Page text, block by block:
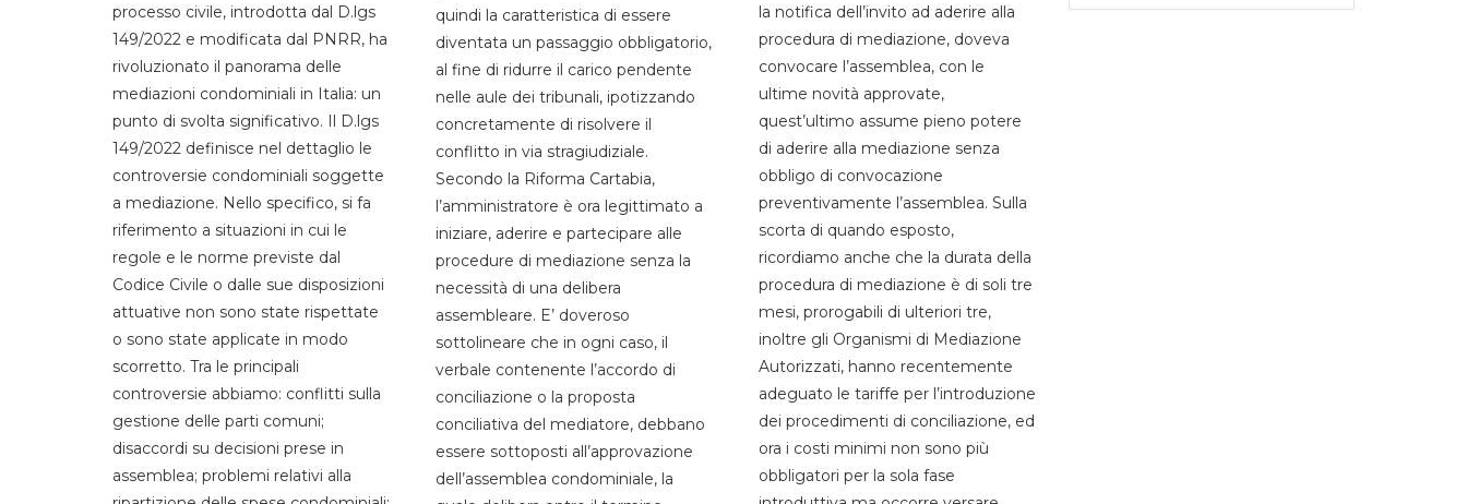
processo civile, introdotta dal D.lgs
149/2022 e modificata dal PNRR, ha
rivoluzionato il panorama delle
mediazioni condominiali in Italia: un
punto di svolta significativo. Il D.lgs
149/2022 definisce nel dettaglio le
controversie condominiali soggette
a mediazione. Nello specifico, si fa
riferimento a situazioni in cui le
regole e le norme previste dal
Codice Civile o dalle sue disposizioni
attuative non sono state rispettate
o sono state applicate in modo
scorretto. Tra le principali
controversie abbiamo: conflitti sulla
gestione delle parti comuni;
disaccordi su decisioni prese in
assemblea; problemi relativi alla
quindi la caratteristica di essere
diventata un passaggio obbligatorio,
al fine di ridurre il carico pendente
nelle aule dei tribunali, ipotizzando
concretamente di risolvere il
conflitto in via stragiudiziale.
Secondo la Riforma Cartabia,
l’amministratore è ora legittimato a
iniziare, aderire e partecipare alle
procedure di mediazione senza la
necessità di una delibera
assembleare. E’ doveroso
sottolineare che in ogni caso, il
verbale contenente l’accordo di
conciliazione o la proposta
conciliativa del mediatore, debbano
essere sottoposti all’approvazione
dell’assemblea condominiale, la
la notifica dell’invito ad aderire alla
procedura di mediazione, doveva
convocare l’assemblea, con le
ultime novità approvate,
quest’ultimo assume pieno potere
di aderire alla mediazione senza
obbligo di convocazione
preventivamente l’assemblea. Sulla
scorta di quando esposto,
ricordiamo anche che la durata della
procedura di mediazione è di soli tre
mesi, prorogabili di ulteriori tre,
inoltre gli Organismi di Mediazione
Autorizzati, hanno recentemente
adeguato le tariffe per l’introduzione
dei procedimenti di conciliazione, ed
ora i costi minimi non sono più
obbligatori per la sola fase